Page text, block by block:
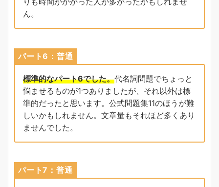
ん。
パート6：普通
標準的なパート6でした。代名詞問題でちょっと
悩ませるものが1つありましたが、それ以外は標
準的だったと思います。公式問題集11のほうが難
しいかもしれません。文章量もそれほど多くあり
ませんでした。
パート7：普通